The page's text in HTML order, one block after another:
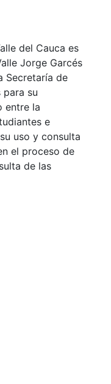
del Cauca es
Jorge Garcés
Secretaría de
su
entre la
e
uso y consulta
el proceso de
de las